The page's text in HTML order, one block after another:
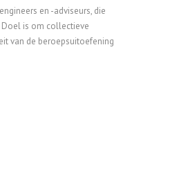
en -adviseurs, die
Doel is om collectieve
van de beroepsuitoefening